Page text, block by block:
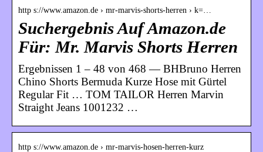
http s://www.amazon.de › mr-marvis-shorts-herren › k=…
Suchergebnis Auf Amazon.de
Für: Mr. Marvis Shorts Herren
Ergebnissen 1 – 48 von 468 — BHBruno Herren
Chino Shorts Bermuda Kurze Hose mit Gürtel
Regular Fit … TOM TAILOR Herren Marvin
Straight Jeans 1001232 …
http s://www.amazon.de › mr-marvis-hosen-herren-kurz